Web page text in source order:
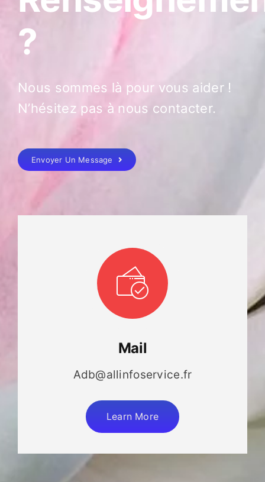
?
Nous sommes là pour vous aider !
N’hésitez pas à nous contacter.
Envoyer Un Message
Mail
Adb@allinfoservice.fr
Learn More